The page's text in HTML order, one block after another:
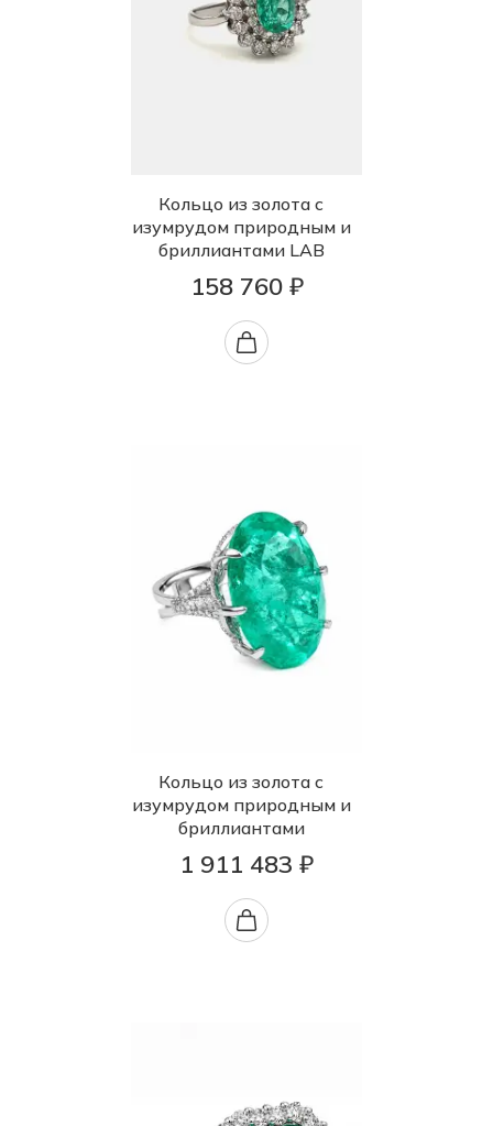
Кольцо из золота с
изумрудом природным и
бриллиантами LAB
158 760 ₽
Кольцо из золота с
изумрудом природным и
бриллиантами
1 911 483 ₽